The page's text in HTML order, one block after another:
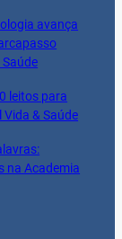
avança
leitos para
& Saúde
na Academia